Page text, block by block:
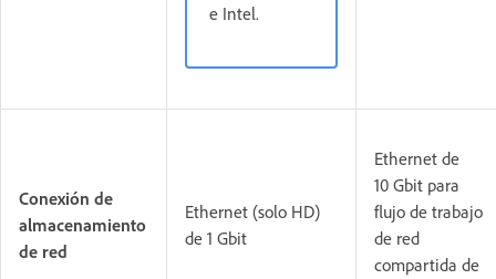
e Intel.
Conexión de
almacenamiento
de red
Ethernet (solo HD)
de 1 Gbit
Ethernet de
10 Gbit para
flujo de trabajo
de red
compartida de